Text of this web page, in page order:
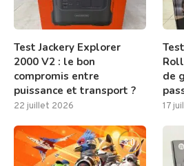
Test Jackery Explorer
2000 V2 : le bon
compromis entre
puissance et transport ?
22 juillet 2026
de
17
8.0